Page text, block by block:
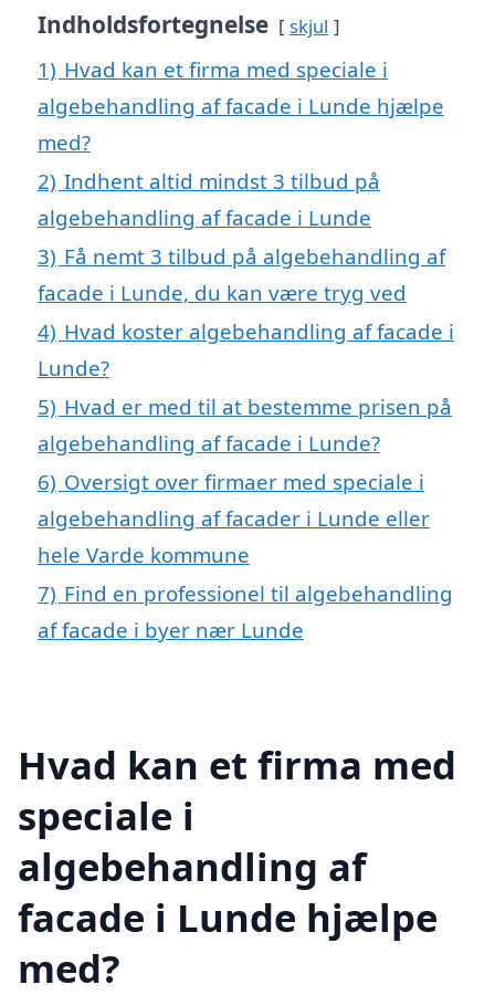
Indholdsfortegnelse skjul
1) Hvad kan et firma med speciale i
algebehandling af facade i Lunde hjælpe
med?
2) Indhent altid mindst 3 tilbud på
algebehandling af facade i Lunde
3) Få nemt 3 tilbud på algebehandling af
facade i Lunde, du kan være tryg ved
4) Hvad koster algebehandling af facade i
Lunde?
5) Hvad er med til at bestemme prisen på
algebehandling af facade i Lunde?
6) Oversigt over firmaer med speciale i
algebehandling af facader i Lunde eller
hele Varde kommune
7) Find en professionel til algebehandling
af facade i byer nær Lunde
Hvad kan et firma med
speciale i
algebehandling af
facade i Lunde hjælpe
med?